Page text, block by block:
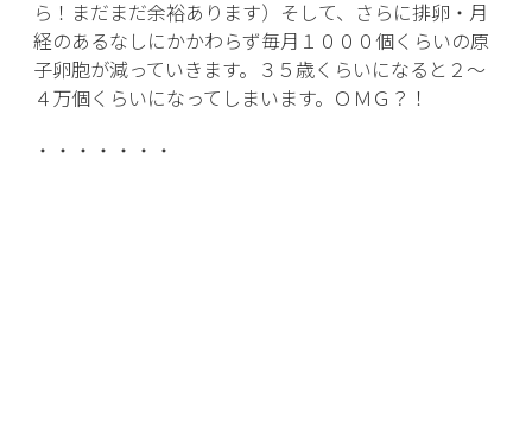
ら！まだまだ余裕あります）そして、さらに排卵・月
経のあるなしにかかわらず毎月１０００個くらいの原
子卵胞が減っていきます。３５歳くらいになると２～
４万個くらいになってしまいます。ＯＭＧ？！
・・・・・・・